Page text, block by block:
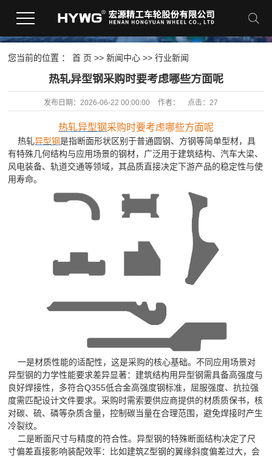
您当前的位置 ：首 页 >>新闻中心 >>行业新闻
热轧异型钢采购时要考虑哪些方面呢
发布日期： 2026-06-22 00:00:00 作者： 点击： 27
热轧异型钢 采购时要考虑哪些方面呢
热轧异型钢是指断面形状区别于普通圆钢、方钢等简单型材，具
有特殊几何结构与应用场景的钢材，广泛用于建筑结构、汽车大梁、
风电装备、轨道交通等领域，其品质直接决定下游产品的稳定性与使
用寿命。
一是材质性能的适配性，这是采购的核心基础。不同应用场景对
异型钢的力学性能要求差异显著：建筑结构用异型钢需具备高强度与
良好焊接性，多符合Q355低合金高强度钢标准，屈服强度、抗拉强
度需匹配设计文件要求。采购时需索要供应商提供的材质质保书，核
对碳、硫、磷等杂质含量，控制碳当量在合理范围，避免焊接时产生
冷裂纹。
二是断面尺寸与精度的符合性。异型钢的特殊断面结构决定了尺
寸偏差直接影响装配效率：比如建筑Z型钢的翼缘斜度偏差过大，会